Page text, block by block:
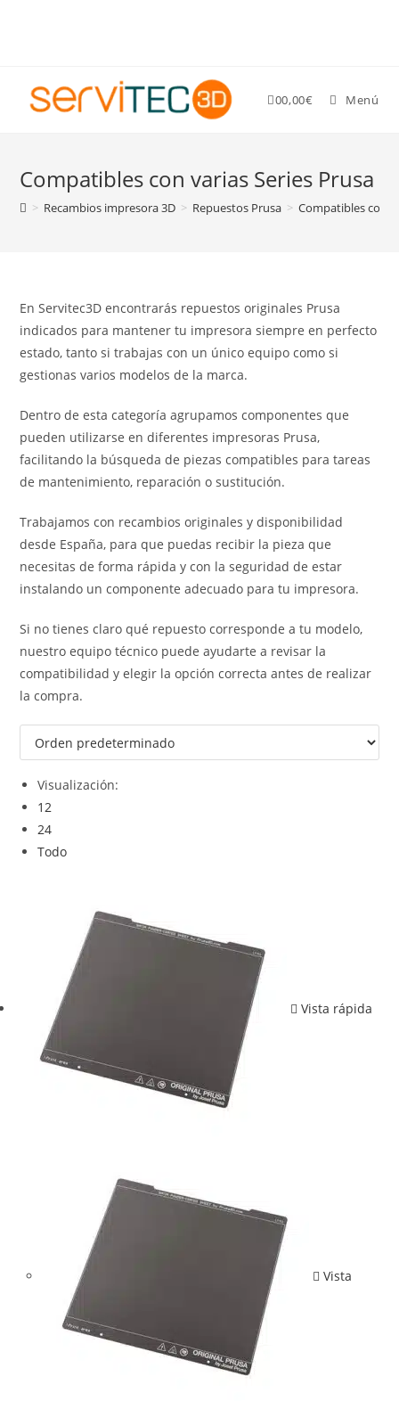
00,00€ Menú
Compatibles con varias Series Prusa
> Recambios impresora 3D > Repuestos Prusa > Compatibles con
En Servitec3D encontrarás repuestos originales Prusa
indicados para mantener tu impresora siempre en perfecto
estado, tanto si trabajas con un único equipo como si
gestionas varios modelos de la marca.
Dentro de esta categoría agrupamos componentes que
pueden utilizarse en diferentes impresoras Prusa,
facilitando la búsqueda de piezas compatibles para tareas
de mantenimiento, reparación o sustitución.
Trabajamos con recambios originales y disponibilidad
desde España, para que puedas recibir la pieza que
necesitas de forma rápida y con la seguridad de estar
instalando un componente adecuado para tu impresora.
Si no tienes claro qué repuesto corresponde a tu modelo,
nuestro equipo técnico puede ayudarte a revisar la
compatibilidad y elegir la opción correcta antes de realizar
la compra.
Visualización:
12
24
Todo
Vista rápida
Vista